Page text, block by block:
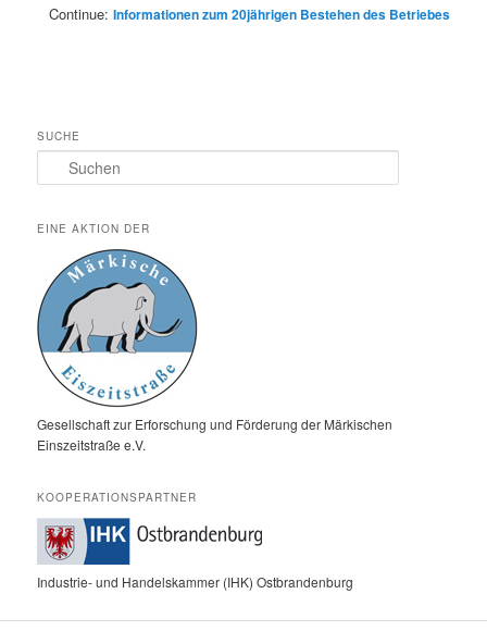
Continue: Informationen zum 20jährigen Bestehen des Betriebes
SUCHE
Suchen
EINE AKTION DER
Gesellschaft zur Erforschung und Förderung der Märkischen
Einszeitstraße e.V.
KOOPERATIONSPARTNER
Industrie- und Handelskammer (IHK) Ostbrandenburg